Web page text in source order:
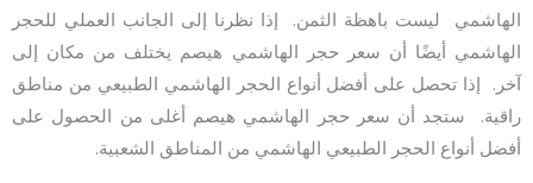
الهاشمي ليست باهظة الثمن. إذا نظرنا إلى الجانب العملي للحجر
الهاشمي أيضًا أن سعر حجر الهاشمي هيصم يختلف من مكان إلى
آخر. إذا تحصل على أفضل أنواع الحجر الهاشمي الطبيعي من مناطق
راقية. ستجد أن سعر حجر الهاشمي هيصم أغلى من الحصول على
أفضل أنواع الحجر الطبيعي الهاشمي من المناطق الشعبية.